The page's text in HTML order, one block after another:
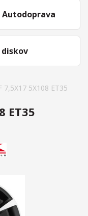
Autodoprava
7,5X17 5X108 ET35
ET35